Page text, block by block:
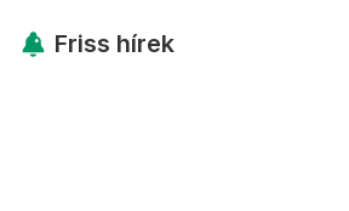
Friss hírek